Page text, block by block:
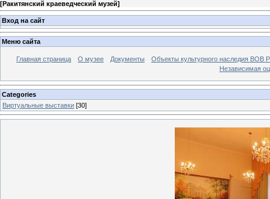
[Ракитянский краеведческий музей]
Вход на сайт
Меню сайта
Главная страница О музее Документы
Объекты культурного наследия ВОВ
Независимая
Categories
Виртуальные выставки [30]